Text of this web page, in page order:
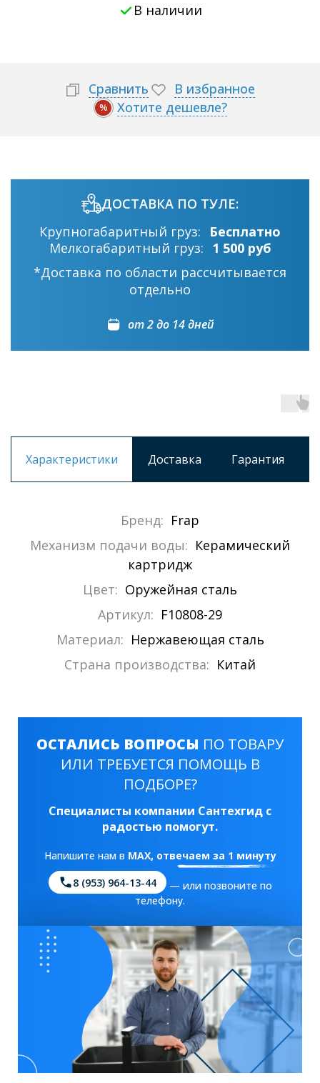
В наличии
Сравнить В избранное
% Хотите дешевле?
ДОСТАВКА ПО ТУЛЕ:
Крупногабаритный груз:
Бесплатно
Мелкогабаритный груз: 1 500 руб
*Доставка по области рассчитывается
отдельно
от 2 до 14 дней
Характеристики Доставка Гарантия
Бренд: Frap
Механизм подачи воды: Керамический
картридж
Цвет: Оружейная сталь
Артикул: F10808-29
Материал: Нержавеющая сталь
Страна производства: Китай
ОСТАЛИСЬ ВОПРОСЫ ПО ТОВАРУ
ИЛИ ТРЕБУЕТСЯ ПОМОЩЬ В
ПОДБОРЕ?
Специалисты компании Сантехгид с
радостью помогут.
Напишите нам в MAX, отвечаем за 1 минуту
8 (953) 964-13-44
— или позвоните по
телефону.